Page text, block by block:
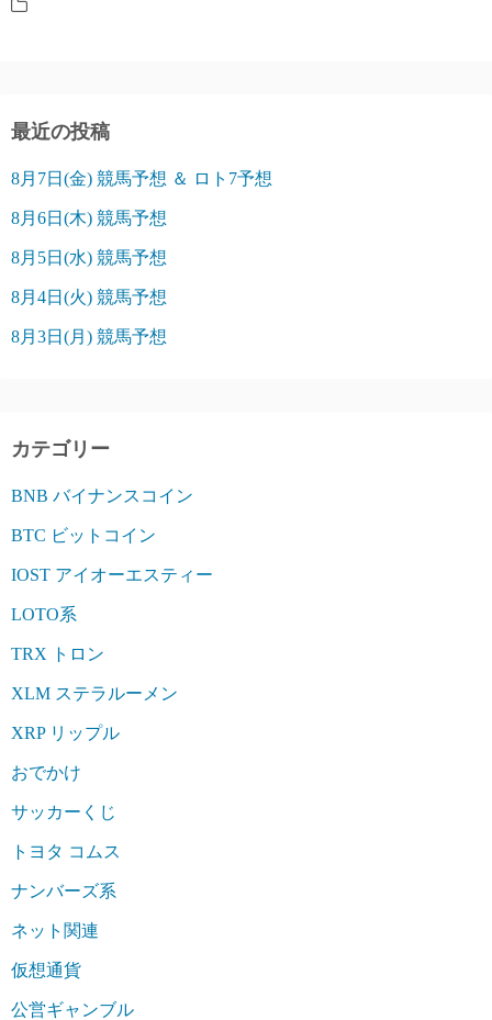
最近の投稿
8月7日(金) 競馬予想 ＆ ロト7予想
8月6日(木) 競馬予想
8月5日(水) 競馬予想
8月4日(火) 競馬予想
8月3日(月) 競馬予想
カテゴリー
BNB バイナンスコイン
BTC ビットコイン
IOST アイオーエスティー
LOTO系
TRX トロン
XLM ステラルーメン
XRP リップル
おでかけ
サッカーくじ
トヨタ コムス
ナンバーズ系
ネット関連
仮想通貨
公営ギャンブル